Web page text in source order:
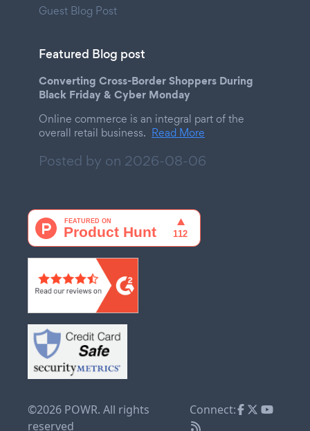
Guest Blog Post
Featured Blog post
Converting Cross-Border Shoppers During
Black Friday & Cyber Monday
Online commerce is an integral part of the
overall retail business. Read More
Posted by on 2026-08-06
©2026 POWR. All rights
reserved
Connect: